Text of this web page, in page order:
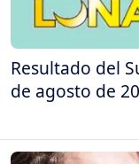
Resultado del
de agosto de